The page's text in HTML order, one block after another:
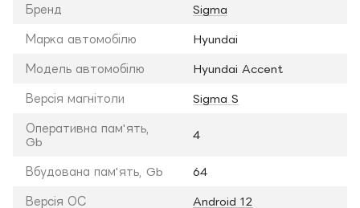
Бренд Sigma
Марка автомобілю Hyundai
Модель автомобілю Hyundai Accent
Версія магнітоли Sigma S
Оперативна пам'ять,
Gb
4
Вбудована пам'ять, Gb 64
Версія ОС Android 12